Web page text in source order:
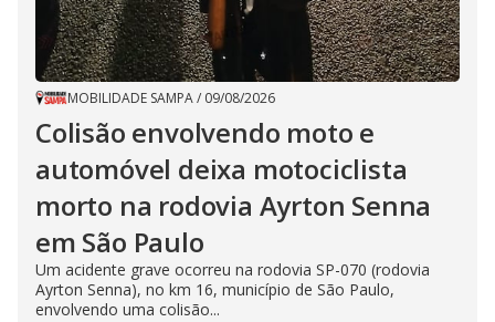
MOBILIDADE SAMPA/ 09/08/2026
Colisão envolvendo moto e
automóvel deixa motociclista
morto na rodovia Ayrton Senna
em São Paulo
Um acidente grave ocorreu na rodovia SP-070 (rodovia
Ayrton Senna), no km 16, município de São Paulo,
envolvendo uma colisão...